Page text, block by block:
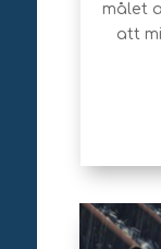
målet
att